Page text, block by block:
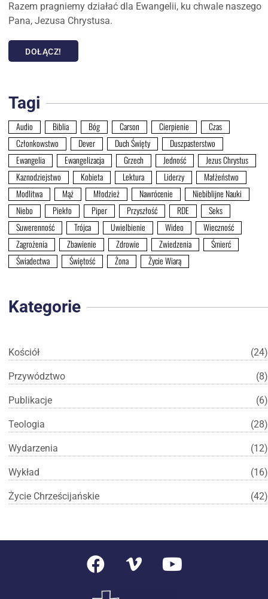
Razem pragniemy działać dla Ewangelii, ku chwale naszego
Pana, Jezusa Chrystusa.
DOŁĄCZ!
Tagi
Audio Biblia Bóg Carson Cierpienie
Czas
Członkowstwo
Dever Duch Święty
Duszpasterstwo
Ewangelia
Ewangelizacja Grzech Jedność
Jezus Chrystus
Kaznodziejstwo
Kobieta Lektura Liderzy
Małżeństwo
Modlitwa
Mąż Młodzież Nawrócenie
Niebiblijne Nauki
Niebo
Piekło Piper Przyszłość RDE
Seks
Suwerenność
Trójca Uwielbienie Wideo
Wieczność
Zagrożenia
Zbawienie Zdrowie Zwiedzenia
Śmierć
Świadectwa
Świętość Żona Życie Wiarą
Kategorie
Kościół (24)
Przywództwo (8)
Publikacje (6)
Teologia (28)
Wydarzenia (12)
Wykład (16)
Życie Chrześcijańskie (42)